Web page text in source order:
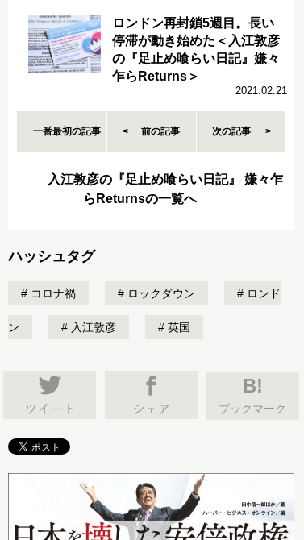
ロンドン再封鎖5週目。長い
停滞が動き始めた＜入江敦彦
の『足止め喰らい日記』嫌々
乍らReturns＞
2021.02.21
一番最初の記事 前の記事 次の記事
入江敦彦の『足止め喰らい日記』 嫌々乍
らReturnsの一覧へ
ハッシュタグ
コロナ禍 ロックダウン ロンド
ン 入江敦彦 英国
B!
ブックマーク